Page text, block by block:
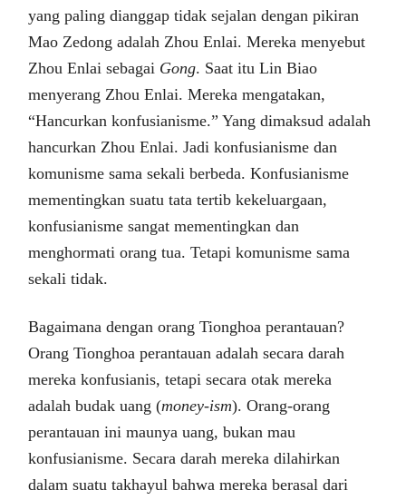
yang paling dianggap tidak sejalan dengan pikiran
Mao Zedong adalah Zhou Enlai. Mereka menyebut
Zhou Enlai sebagai Gong. Saat itu Lin Biao
menyerang Zhou Enlai. Mereka mengatakan,
“Hancurkan konfusianisme.” Yang dimaksud adalah
hancurkan Zhou Enlai. Jadi konfusianisme dan
komunisme sama sekali berbeda. Konfusianisme
mementingkan suatu tata tertib kekeluargaan,
konfusianisme sangat mementingkan dan
menghormati orang tua. Tetapi komunisme sama
sekali tidak.
Bagaimana dengan orang Tionghoa perantauan?
Orang Tionghoa perantauan adalah secara darah
mereka konfusianis, tetapi secara otak mereka
adalah budak uang (money-ism). Orang-orang
perantauan ini maunya uang, bukan mau
konfusianisme. Secara darah mereka dilahirkan
dalam suatu takhayul bahwa mereka berasal dari